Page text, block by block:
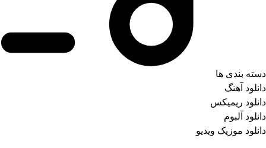
دسته بندی ها
دانلود آهنگ
دانلود ریمیکس
دانلود آلبوم
دانلود موزیک ویدیو